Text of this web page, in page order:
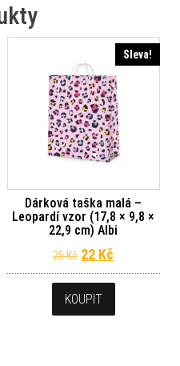
150 Kč.
je: 135 Kč.
Sleva!
Dárková taška malá –
Leopardí vzor (17,8 × 9,8 ×
22,9 cm) Albi
25Kč Původní cena
22 Kč
KOUPIT